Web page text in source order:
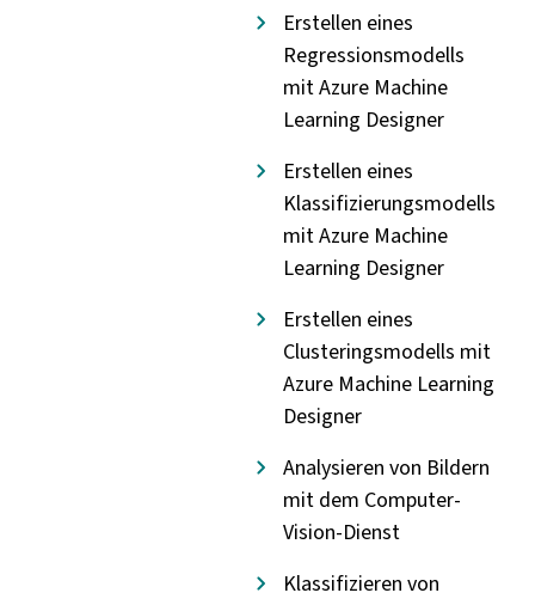
Erstellen eines
Regressionsmodells
mit Azure Machine
Learning Designer
Erstellen eines
Klassifizierungsmodells
mit Azure Machine
Learning Designer
Erstellen eines
Clusteringsmodells mit
Azure Machine Learning
Designer
Analysieren von Bildern
mit dem Computer-
Vision-Dienst
Klassifizieren von